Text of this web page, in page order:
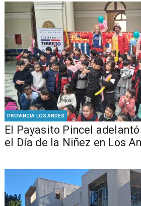
PROVINCIA LOS ANDES
El Payasito Pincel
el Día de la Niñez en Los